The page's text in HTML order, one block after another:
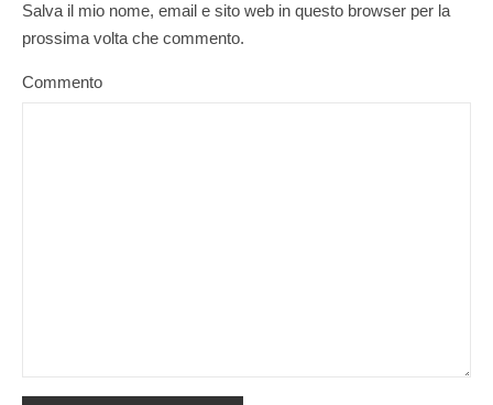
Salva il mio nome, email e sito web in questo browser per la
prossima volta che commento.
Commento